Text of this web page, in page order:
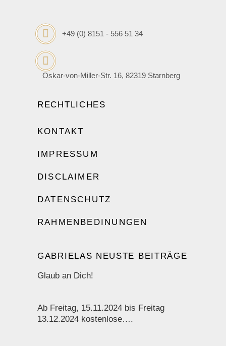
+49 (0) 8151 - 556 51 34
Oskar-von-Miller-Str. 16, 82319 Starnberg
RECHTLICHES
KONTAKT
IMPRESSUM
DISCLAIMER
DATENSCHUTZ
RAHMENBEDINUNGEN
GABRIELAS NEUSTE BEITRÄGE
Glaub an Dich!
Ab Freitag, 15.11.2024 bis Freitag
13.12.2024 kostenlose….